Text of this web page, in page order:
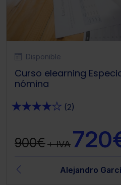
Disponible
Curso elearning
nómina
★★★★★ (2)
900€+ IVA
Alejandro